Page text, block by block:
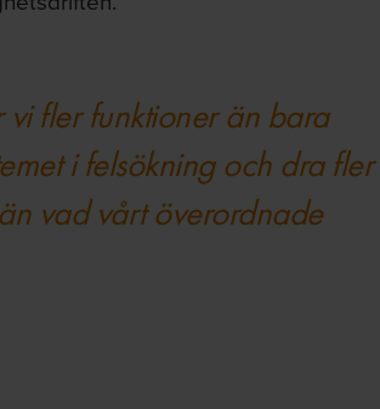
fler funktioner än bara
i felsökning och dra fler
vad vårt överordnade